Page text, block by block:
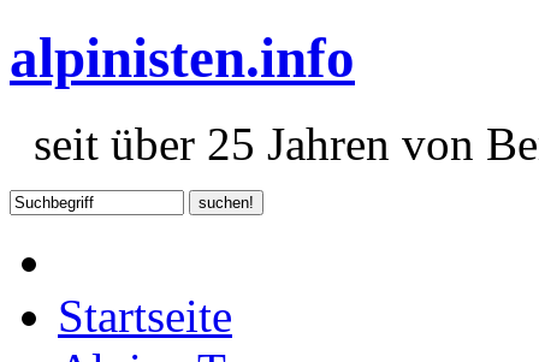
alpinisten.info
seit über 25 Jahren von
Startseite